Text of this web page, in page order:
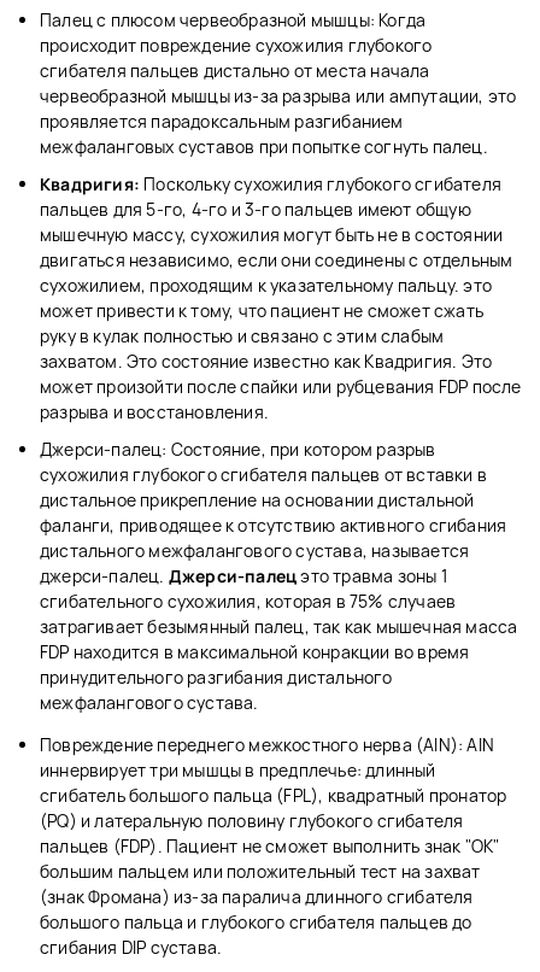
Палец с плюсом червеобразной мышцы: Когда
происходит повреждение сухожилия глубокого
сгибателя пальцев дистально от места начала
червеобразной мышцы из-за разрыва или ампутации, это
проявляется парадоксальным разгибанием
межфаланговых суставов при попытке согнуть палец.
Квадригия: Поскольку сухожилия глубокого сгибателя
пальцев для 5-го, 4-го и 3-го пальцев имеют общую
мышечную массу, сухожилия могут быть не в состоянии
двигаться независимо, если они соединены с отдельным
сухожилием, проходящим к указательному пальцу. это
может привести к тому, что пациент не сможет сжать
руку в кулак полностью и связано с этим слабым
захватом. Это состояние известно как Квадригия. Это
может произойти после спайки или рубцевания FDP после
разрыва и восстановления.
Джерси-палец: Состояние, при котором разрыв
сухожилия глубокого сгибателя пальцев от вставки в
дистальное прикрепление на основании дистальной
фаланги, приводящее к отсутствию активного сгибания
дистального межфалангового сустава, называется
джерси-палец. Джерси-палецэто травма зоны 1
сгибательного сухожилия, которая в 75% случаев
затрагивает безымянный палец, так как мышечная масса
FDP находится в максимальной конракции во время
принудительного разгибания дистального
межфалангового сустава.
Повреждение переднего межкостного нерва (AIN): AIN
иннервирует три мышцы в предплечье: длинный
сгибатель большого пальца (FPL), квадратный пронатор
(PQ) и латеральную половину глубокого сгибателя
пальцев (FDP). Пациент не сможет выполнить знак "ОК"
большим пальцем или положительный тест на захват
(знак Фромана) из-за паралича длинного сгибателя
большого пальца и глубокого сгибателя пальцев до
сгибания DIP сустава.